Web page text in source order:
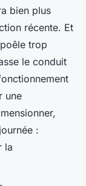
bien plus
récente. Et
trop
le conduit
une
:
la